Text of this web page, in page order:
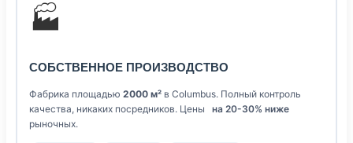
🏭
СОБСТВЕННОЕ ПРОИЗВОДСТВО
Фабрика площадью 2000 м² в Columbus. Полный контроль
качества, никаких посредников. Цены
на 20-30% ниже
рыночных.